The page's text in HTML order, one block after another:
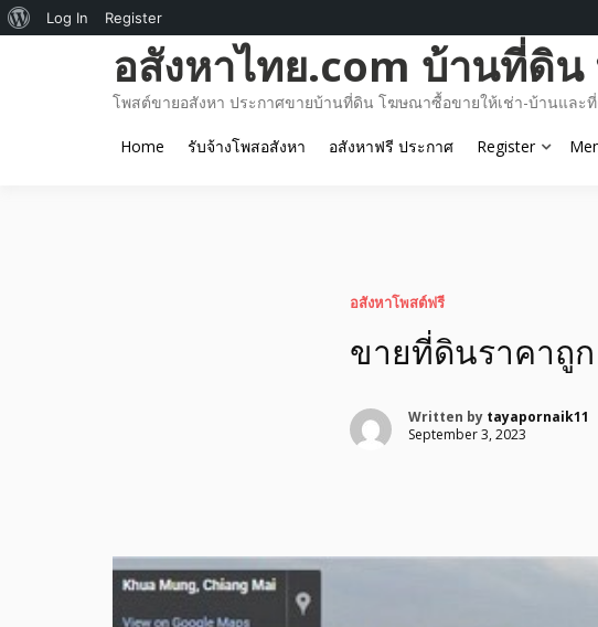
อสังหาไทย.com บ้านที่ดิน
โพสต์ขายอสังหา ประกาศขายบ้านที่ดิน โฆษณาซื้อขายให้เช่า-บ้านและ
Home รับจ้างโพสอสังหา อสังหาฟรี ประกาศ Register
อสังหาโพสต์ฟรี
ขายที่ดินราคาถู
Written by tayapornaik11
September 3, 2023
About
Log In Register